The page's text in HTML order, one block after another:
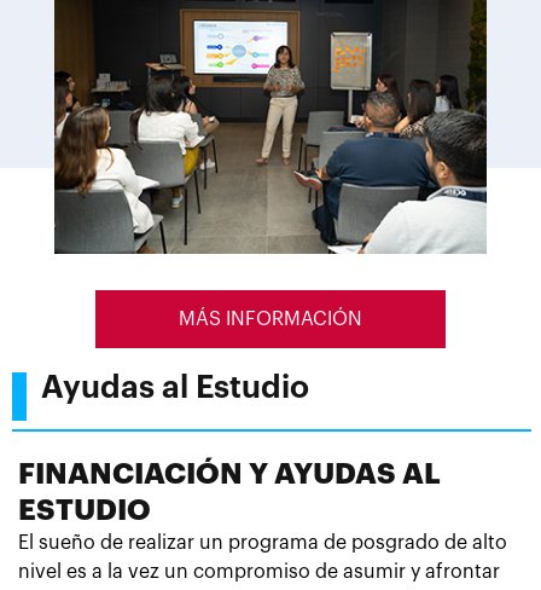
MÁS INFORMACIÓN
Ayudas al Estudio
FINANCIACIÓN Y AYUDAS AL
ESTUDIO
El sueño de realizar un programa de posgrado de alto
nivel es a la vez un compromiso de asumir y afrontar